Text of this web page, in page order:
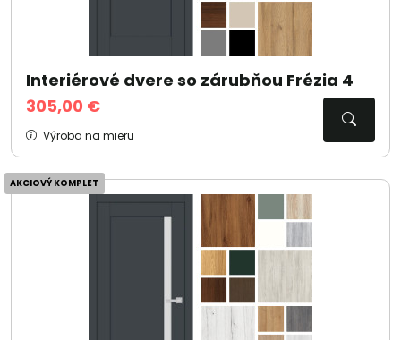
Interiérové dvere so zárubňou Frézia 4
305,00 €
Výroba na mieru
AKCIOVÝ KOMPLET